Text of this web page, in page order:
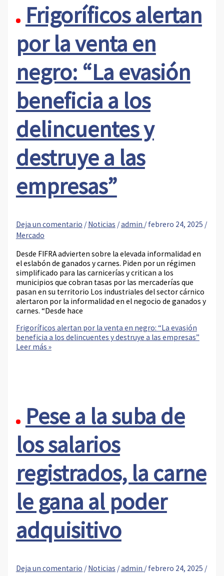
Frigoríficos alertan
por la venta en
negro: “La evasión
beneficia a los
delincuentes y
destruye a las
empresas”
Deja un comentario / Noticias /admin / febrero 24, 2025 /
Mercado
Desde FIFRA advierten sobre la elevada informalidad en
el eslabón de ganados y carnes. Piden por un régimen
simplificado para las carnicerías y critican a los
municipios que cobran tasas por las mercaderías que
pasan en su territorio Los industriales del sector cárnico
alertaron por la informalidad en el negocio de ganados y
carnes. “Desde hace
Frigoríficos alertan por la venta en negro: “La evasión
beneficia a los delincuentes y destruye a las empresas”
Leer más »
Pese a la suba de
los salarios
registrados, la carne
le gana al poder
adquisitivo
Deja un comentario / Noticias /admin / febrero 24, 2025 /